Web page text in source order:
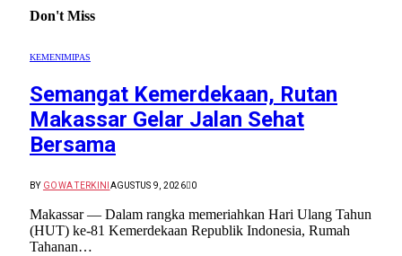
Don't Miss
KEMENIMIPAS
Semangat Kemerdekaan, Rutan
Makassar Gelar Jalan Sehat
Bersama
BY GOWA TERKINI AGUSTUS 9, 2026 0
Makassar — Dalam rangka memeriahkan Hari Ulang Tahun
(HUT) ke-81 Kemerdekaan Republik Indonesia, Rumah
Tahanan…